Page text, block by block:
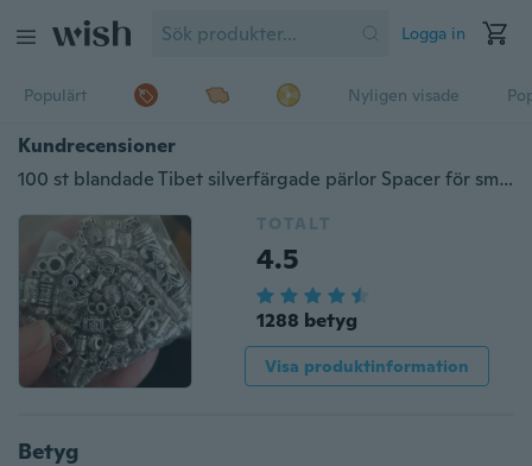
Logga in
Populärt Nyligen visade
Kundrecensioner
100 st blandade Tibet silverfärgade pärlor Spacer för smycken att göra europeiska armband DIY
TOTALT
4.5
1288 betyg
Visa produktinformation
Betyg